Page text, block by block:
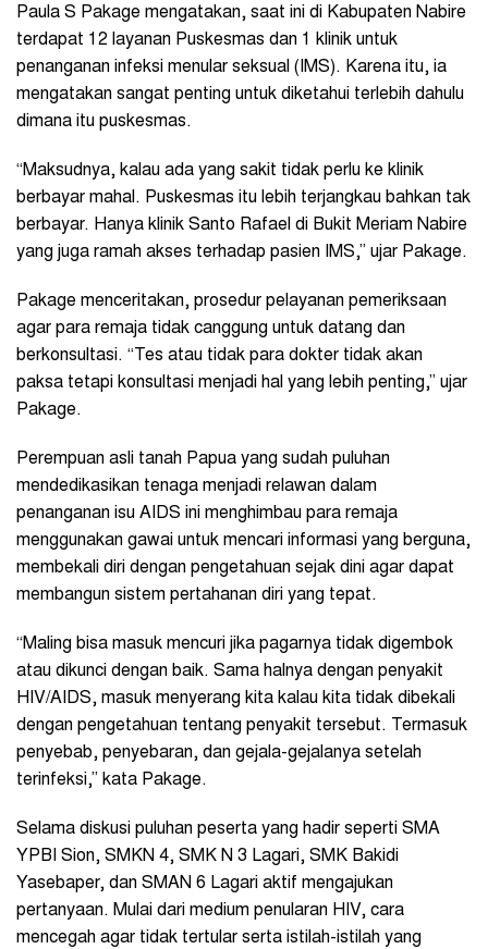
Paula S Pakage mengatakan, saat ini di Kabupaten Nabire
terdapat 12 layanan Puskesmas dan 1 klinik untuk
penanganan infeksi menular seksual (IMS). Karena itu, ia
mengatakan sangat penting untuk diketahui terlebih dahulu
dimana itu puskesmas.
“Maksudnya, kalau ada yang sakit tidak perlu ke klinik
berbayar mahal. Puskesmas itu lebih terjangkau bahkan tak
berbayar. Hanya klinik Santo Rafael di Bukit Meriam Nabire
yang juga ramah akses terhadap pasien IMS,” ujar Pakage.
Pakage menceritakan, prosedur pelayanan pemeriksaan
agar para remaja tidak canggung untuk datang dan
berkonsultasi. “Tes atau tidak para dokter tidak akan
paksa tetapi konsultasi menjadi hal yang lebih penting,” ujar
Pakage.
Perempuan asli tanah Papua yang sudah puluhan
mendedikasikan tenaga menjadi relawan dalam
penanganan isu AIDS ini menghimbau para remaja
menggunakan gawai untuk mencari informasi yang berguna,
membekali diri dengan pengetahuan sejak dini agar dapat
membangun sistem pertahanan diri yang tepat.
“Maling bisa masuk mencuri jika pagarnya tidak digembok
atau dikunci dengan baik. Sama halnya dengan penyakit
HIV/AIDS, masuk menyerang kita kalau kita tidak dibekali
dengan pengetahuan tentang penyakit tersebut. Termasuk
penyebab, penyebaran, dan gejala-gejalanya setelah
terinfeksi,” kata Pakage.
Selama diskusi puluhan peserta yang hadir seperti SMA
YPBI Sion, SMKN 4, SMK N 3 Lagari, SMK Bakidi
Yasebaper, dan SMAN 6 Lagari aktif mengajukan
pertanyaan. Mulai dari medium penularan HIV, cara
mencegah agar tidak tertular serta istilah-istilah yang